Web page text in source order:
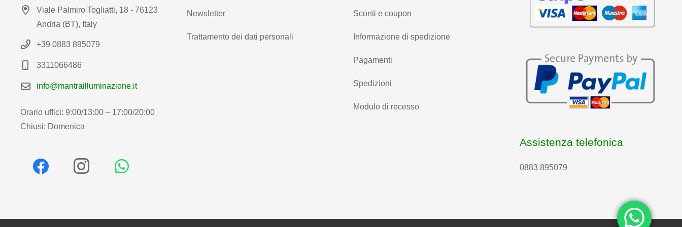
Viale Palmiro Togliatti, 18 - 76123
Andria (BT), Italy
+39 0883 895079
3311066486
info@mantrailluminazione.it
Orario uffici: 9:00/13:00 – 17:00/20:00
Chiusi: Domenica
Newsletter
Trattamento dei dati personali
Sconti e coupon
Informazione di spedizione
Pagamenti
Spedizioni
Modulo di recesso
Assistenza telefonica
0883 895079